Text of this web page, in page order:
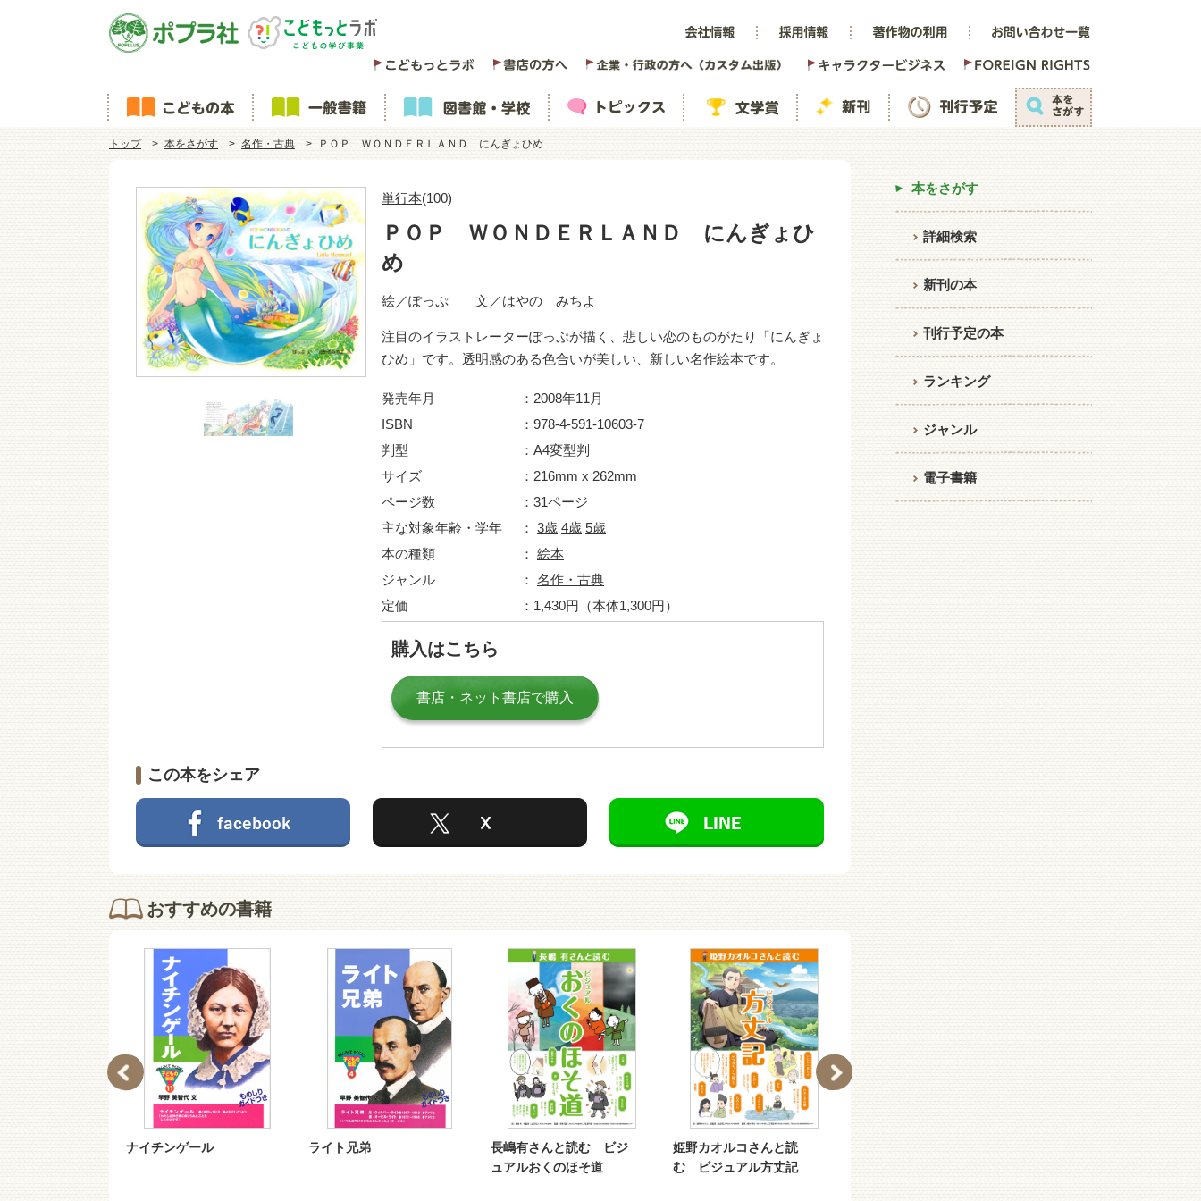
トップ 本をさがす 名作・古典 ＰＯＰ ＷＯＮＤＥＲＬＡＮＤ にんぎょひめ
単行本(100)
ＰＯＰ ＷＯＮＤＥＲＬＡＮＤ にんぎょひ
め
絵／ぽっぷ 文／はやの みちよ
注目のイラストレーターぽっぷが描く、悲しい恋のものがたり「にんぎょ
ひめ」です。透明感のある色合いが美しい、新しい名作絵本です。
発売年月
2008年11月
ISBN
978-4-591-10603-7
判型
A4変型判
サイズ
216mm x 262mm
ページ数
31ページ
主な対象年齢・学年
3歳 4歳 5歳
本の種類
絵本
ジャンル
名作・古典
定価
1,430円（本体1,300円）
購入はこちら
書店・ネット書店で購入
この本をシェア
おすすめの書籍
ナイチンゲール ライト兄弟
長嶋有さんと読む ビジ
ュアルおくのほそ道
姫野カオルコさんと読
む ビジュアル方丈記
本をさがす
詳細検索
新刊の本
刊行予定の本
ランキング
ジャンル
電子書籍